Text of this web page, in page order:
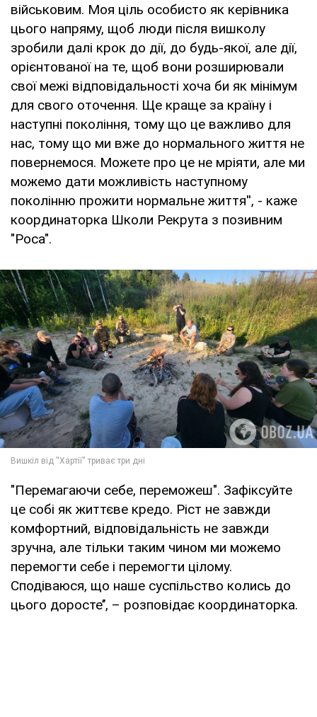
військовим. Моя ціль особисто як керівника
цього напряму, щоб люди після вишколу
зробили далі крок до дії, до будь-якої, але дії,
орієнтованої на те, щоб вони розширювали
свої межі відповідальності хоча би як мінімум
для свого оточення. Ще краще за країну і
наступні покоління, тому що це важливо для
нас, тому що ми вже до нормального життя не
повернемося. Можете про це не мріяти, але ми
можемо дати можливість наступному
поколінню прожити нормальне життя'', - каже
координаторка Школи Рекрута з позивним
"Роса".
"Перемагаючи себе, переможеш". Зафіксуйте
це собі як життєве кредо. Ріст не завжди
комфортний, відповідальність не завжди
зручна, але тільки таким чином ми можемо
перемогти себе і перемогти цілому.
Сподіваюся, що наше суспільство колись до
цього доросте’’, – розповідає координаторка.